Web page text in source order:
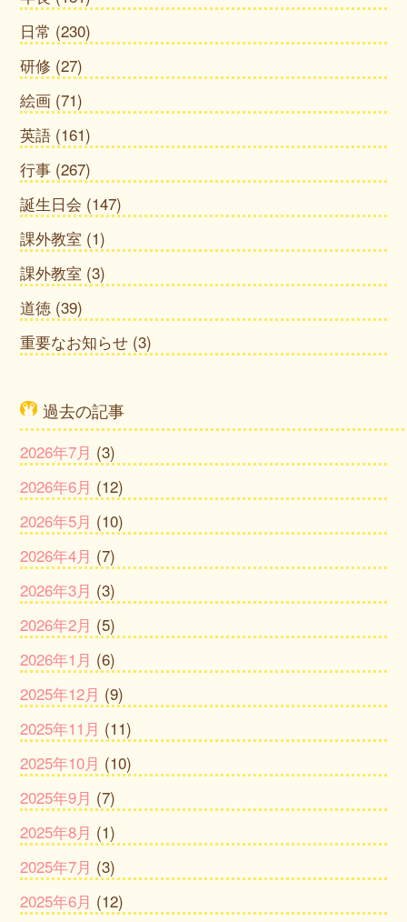
日常 (230)
研修 (27)
絵画 (71)
英語 (161)
行事 (267)
誕生日会 (147)
課外教室 (1)
課外教室 (3)
道徳 (39)
重要なお知らせ (3)
過去の記事
2026年7月 (3)
2026年6月 (12)
2026年5月 (10)
2026年4月 (7)
2026年3月 (3)
2026年2月 (5)
2026年1月 (6)
2025年12月 (9)
2025年11月 (11)
2025年10月 (10)
2025年9月 (7)
2025年8月 (1)
2025年7月 (3)
2025年6月 (12)